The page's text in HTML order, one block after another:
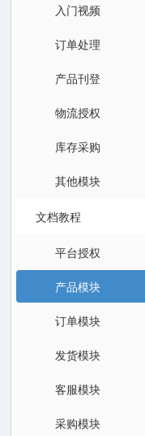
入门视频
订单处理
产品刊登
物流授权
库存采购
其他模块
文档教程
平台授权
产品模块
订单模块
发货模块
客服模块
采购模块